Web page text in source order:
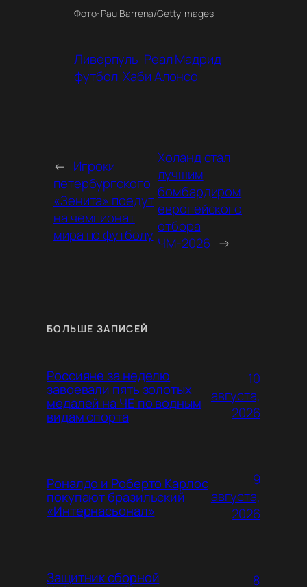
Фото: Pau Barrena/Getty Images
Ливерпуль Реал Мадрид
футбол Хаби Алонсо
← Игроки
петербургского
«Зенита» поедут
на чемпионат
мира по футболу
Холанд стал
лучшим
бомбардиром
европейского
отбора
ЧМ-2026 →
БОЛЬШЕ ЗАПИСЕЙ
Россияне за неделю
завоевали пять золотых
медалей на ЧЕ по водным
видам спорта
10
августа,
2026
Роналдо и Роберто Карлос
покупают бразильский
«Интернасьонал»
9
августа,
2026
Защитник сборной 8